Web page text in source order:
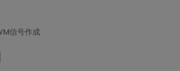
信号作成